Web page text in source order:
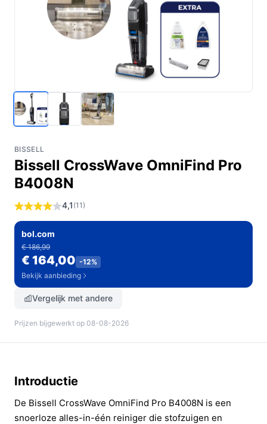
BISSELL
Bissell CrossWave OmniFind Pro
B4008N
4,1 (11)
bol.com
€ 186,99
€ 164,00 -12%
Bekijk aanbieding
Vergelijk met andere
Prijzen bijgewerkt op 08-08-2026
Introductie
De Bissell CrossWave OmniFind Pro B4008N is een
snoerloze alles-in-één reiniger die stofzuigen en